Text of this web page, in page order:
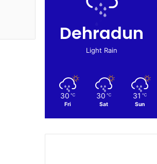
Dehradun
Light Rain
30 ℃
Fri
30 ℃
Sat
31 ℃
Sun